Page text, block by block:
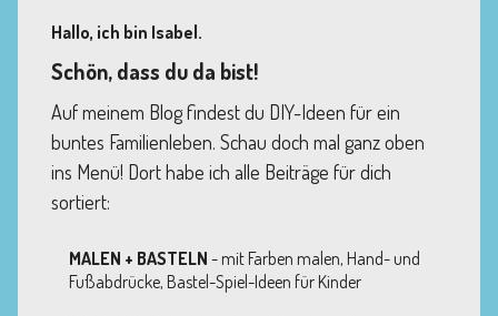
Hallo, ich bin Isabel.
Schön, dass du da bist!
Auf meinem Blog findest du DIY-Ideen für ein
buntes Familienleben. Schau doch mal ganz oben
ins Menü! Dort habe ich alle Beiträge für dich
sortiert:
MALEN + BASTELN - mit Farben malen, Hand- und
Fußabdrücke, Bastel-Spiel-Ideen für Kinder